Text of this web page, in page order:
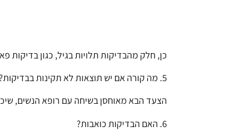
כן, חלק מהבדיקות תלויות בגיל, כגון בדיקות
5. מה קורה אם יש תוצאות לא תקינות בבדיקות?
הצעד הבא מאוחסן בשיחה עם רופא הנשים,
6. האם הבדיקות כואבות?